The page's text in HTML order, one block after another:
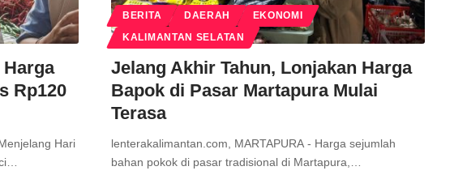
Rp120
Hari
BERITA DAERAH EKONOMI
KALIMANTAN SELATAN
Jelang Akhir Tahun, Lonjakan Harga
Bapok di Pasar Martapura Mulai
Terasa
lenterakalimantan.com, MARTAPURA - Harga sejumlah
bahan pokok di pasar tradisional di Martapura,…